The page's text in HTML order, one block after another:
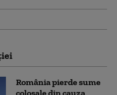
România pierde sume